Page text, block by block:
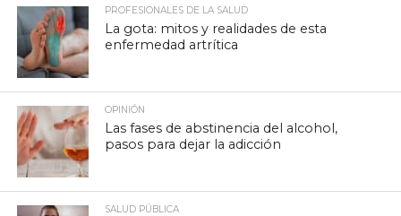
PROFESIONALES DE LA SALUD
La gota: mitos y realidades de esta
enfermedad artrítica
OPINIÓN
Las fases de abstinencia del alcohol,
pasos para dejar la adicción
SALUD PÚBLICA